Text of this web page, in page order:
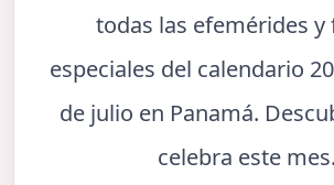
todas las efemérides y
especiales del calendario
de julio en Panamá.
celebra este mes.